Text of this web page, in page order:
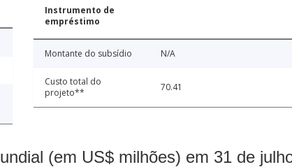
Instrumento de
empréstimo
Montante do subsídio N/A
Custo total do
projeto**
70.41
(em US$ milhões) em 31 de